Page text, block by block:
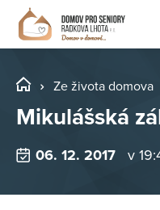
Ze života domova
Mikulášská
06. 12. 2017 v